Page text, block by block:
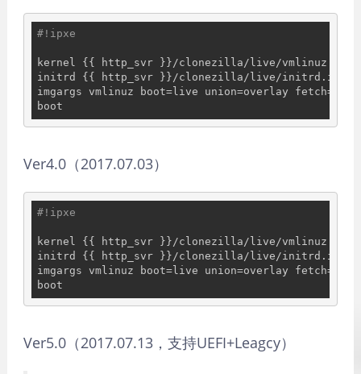
#!ipxe
kernel {{ http_svr }}/clonezilla/live/vmlinuz
initrd {{ http_svr }}/clonezilla/live/initrd.img
imgargs vmlinuz boot=live union=overlay fetch={{
Ver4.0（2017.07.03）
#!ipxe
kernel {{ http_svr }}/clonezilla/live/vmlinuz
initrd {{ http_svr }}/clonezilla/live/initrd.img
imgargs vmlinuz boot=live union=overlay fetch={{
Ver5.0（2017.07.13，支持UEFI+Leagcy）